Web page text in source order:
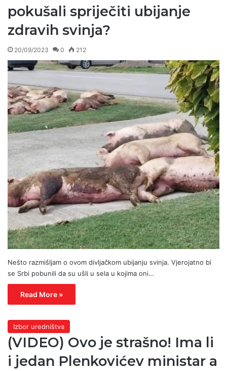
pokušali spriječiti ubijanje
zdravih svinja?
20/09/2023 0 212
Nešto razmišljam o ovom divljačkom ubijanju svinja. Vjerojatno bi
se Srbi pobunili da su ušli u sela u kojima oni…
Read More »
Izbor uredništva
(VIDEO) Ovo je strašno! Ima li
i jedan Plenkovićev ministar a